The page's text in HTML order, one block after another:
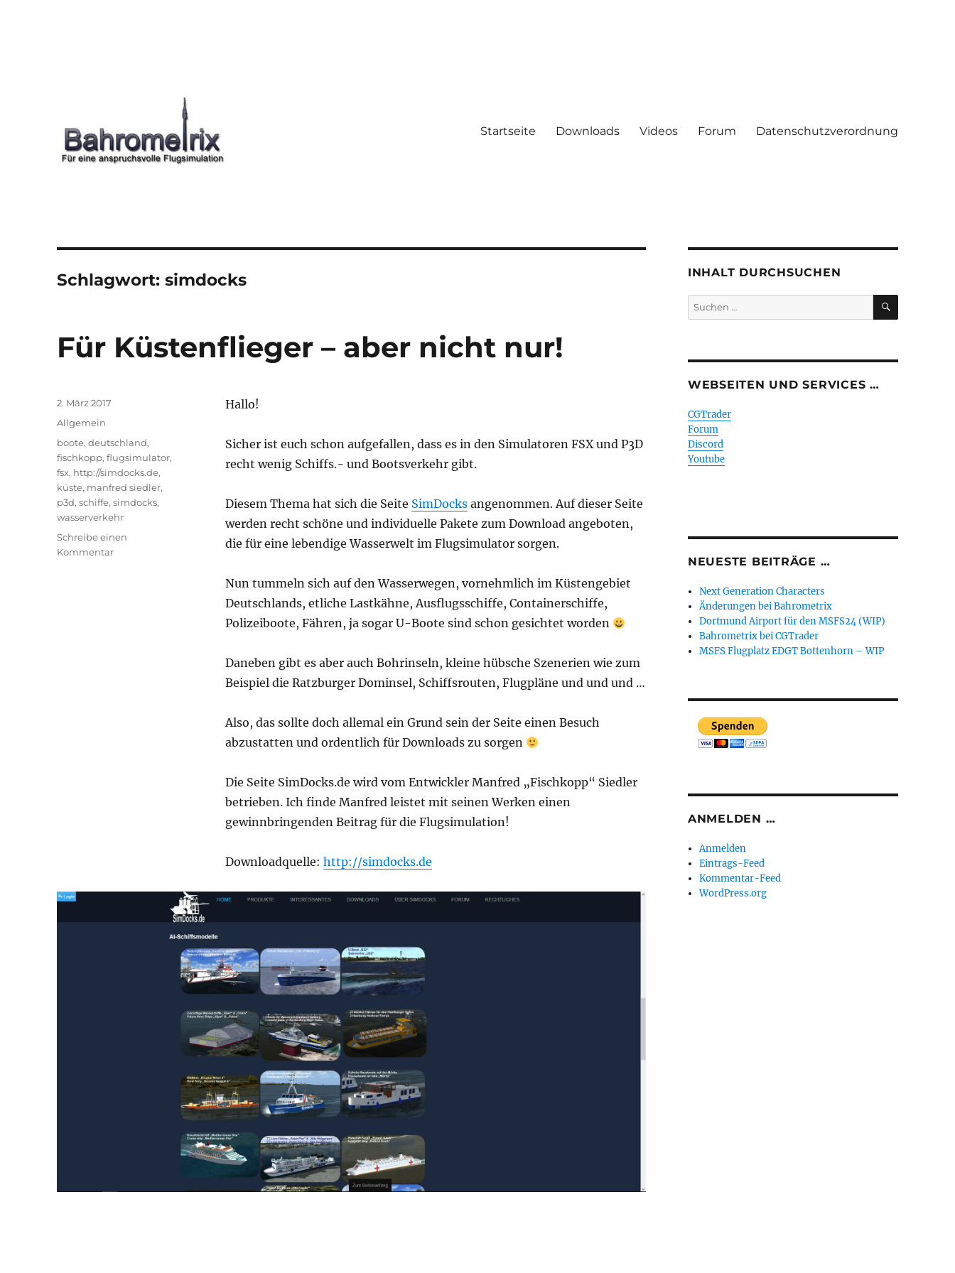
Startseite Downloads Videos Forum Datenschutzverordnung
Schlagwort:simdocks
Für Küstenflieger – aber nicht nur!
Hallo!
Sicher ist euch schon aufgefallen, dass es in den Simulatoren FSX und P3D
recht wenig Schiffs.- und Bootsverkehr gibt.
Diesem Thema hat sich die Seite SimDocksangenommen. Auf dieser Seite
werden recht schöne und individuelle Pakete zum Download angeboten,
die für eine lebendige Wasserwelt im Flugsimulator sorgen.
Nun tummeln sich auf den Wasserwegen, vornehmlich im Küstengebiet
Deutschlands, etliche Lastkähne, Ausflugsschiffe, Containerschiffe,
Polizeiboote, Fähren, ja sogar U-Boote sind schon gesichtet worden
Daneben gibt es aber auch Bohrinseln, kleine hübsche Szenerien wie zum
Beispiel die Ratzburger Dominsel, Schiffsrouten, Flugpläne und und und …
Also, das sollte doch allemal ein Grund sein der Seite einen Besuch
abzustatten und ordentlich für Downloads zu sorgen
Die Seite SimDocks.de wird vom Entwickler Manfred „Fischkopp“ Siedler
betrieben. Ich finde Manfred leistet mit seinen Werken einen
gewinnbringenden Beitrag für die Flugsimulation!
Downloadquelle: http://simdocks.de
Veröffentlicht
am
2. März 2017
Kategorien
Allgemein
Schlagwörter
boote,deutschland,
fischkopp,flugsimulator,
fsx, http://simdocks.de,
küste, manfred siedler,
p3d,schiffe,simdocks,
wasserverkehr
Schreibe einen
Kommentarzu
INHALT DURCHSUCHEN
Suchen
nach:
SUCHEN
WEBSEITEN UND SERVICES …
CGTrader
Forum
Discord
Youtube
NEUESTE BEITRÄGE …
Next Generation Characters
Änderungen bei Bahrometrix
Dortmund Airport für den MSFS24 (WIP)
Bahrometrix bei CGTrader
MSFS Flugplatz EDGT Bottenhorn – WIP
ANMELDEN …
Anmelden
Eintrags-Feed
Kommentar-Feed
WordPress.org